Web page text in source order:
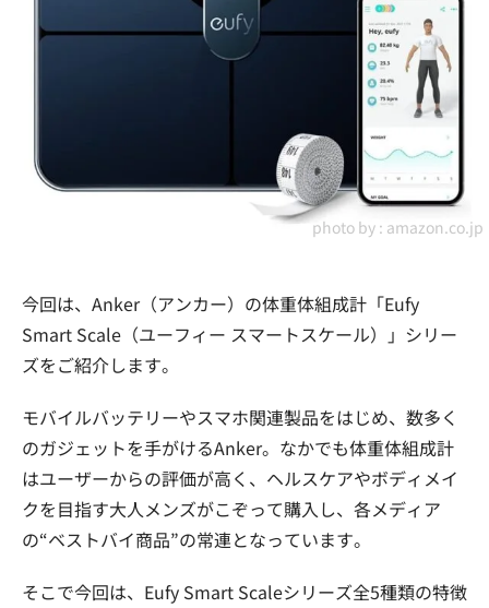
photo by : amazon.co.jp
今回は、Anker（アンカー）の体重体組成計「Eufy
Smart Scale（ユーフィー スマートスケール）」シリー
ズをご紹介します。
モバイルバッテリーやスマホ関連製品をはじめ、数多く
のガジェットを手がけるAnker。なかでも体重体組成計
はユーザーからの評価が高く、ヘルスケアやボディメイ
クを目指す大人メンズがこぞって購入し、各メディア
の“ベストバイ商品”の常連となっています。
そこで今回は、Eufy Smart Scaleシリーズ全5種類の特徴